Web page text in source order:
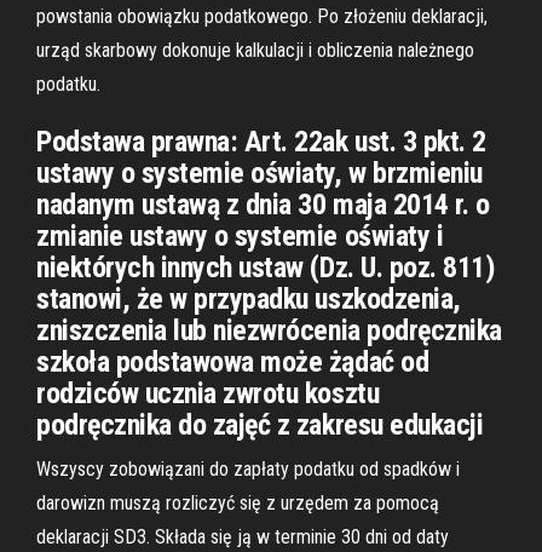
powstania obowiązku podatkowego. Po złożeniu deklaracji,
urząd skarbowy dokonuje kalkulacji i obliczenia należnego
podatku.
Podstawa prawna: Art. 22ak ust. 3 pkt. 2
ustawy o systemie oświaty, w brzmieniu
nadanym ustawą z dnia 30 maja 2014 r. o
zmianie ustawy o systemie oświaty i
niektórych innych ustaw (Dz. U. poz. 811)
stanowi, że w przypadku uszkodzenia,
zniszczenia lub niezwrócenia podręcznika
szkoła podstawowa może żądać od
rodziców ucznia zwrotu kosztu
podręcznika do zajęć z zakresu edukacji
Wszyscy zobowiązani do zapłaty podatku od spadków i
darowizn muszą rozliczyć się z urzędem za pomocą
deklaracji SD3. Składa się ją w terminie 30 dni od daty